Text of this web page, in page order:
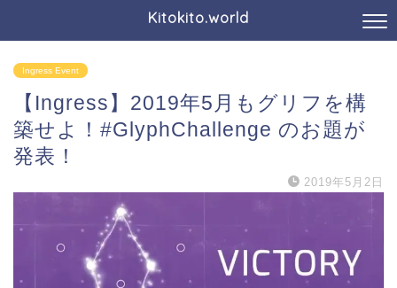
Kitokito.world
Ingress Event
【Ingress】2019年5月もグリフを構
築せよ！#GlyphChallenge のお題が
発表！
2019年5月2日